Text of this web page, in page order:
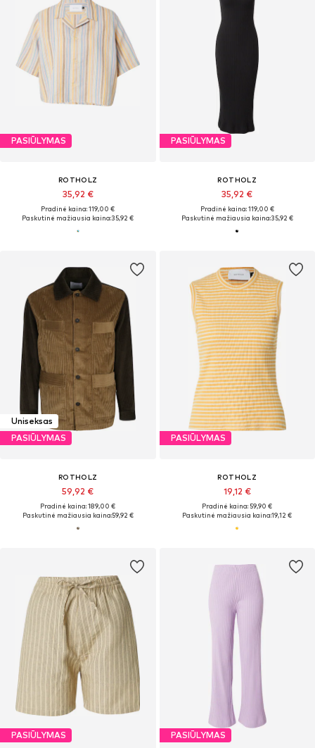
PASIŪLYMAS
ROTHOLZ
35,92 €
Pradinė kaina: 119,00 €
Paskutinė mažiausia kaina:35,92 €
PASIŪLYMAS
ROTHOLZ
35,92 €
Pradinė kaina: 119,00 €
Paskutinė mažiausia kaina:35,92 €
Uniseksas
PASIŪLYMAS
ROTHOLZ
59,92 €
Pradinė kaina: 189,00 €
Paskutinė mažiausia kaina:59,92 €
PASIŪLYMAS
ROTHOLZ
19,12 €
Pradinė kaina: 59,90 €
Paskutinė mažiausia kaina:19,12 €
PASIŪLYMAS PASIŪLYMAS